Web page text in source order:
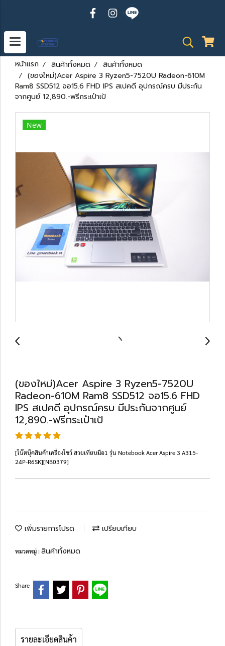
หน้าแรก สินค้าทั้งหมด
สินค้าทั้งหมด
(ของใหม่)Acer Aspire 3 Ryzen5-7520U Radeon-610M
Ram8 SSD512 จอ15.6 FHD IPS สเปคดี อุปกรณ์ครบ มีประกัน
จากศูนย์ 12,890.-ฟรีกระเป๋าเป้
New
(ของใหม่)Acer Aspire 3 Ryzen5-7520U
Radeon-610M Ram8 SSD512 จอ15.6 FHD
IPS สเปคดี อุปกรณ์ครบ มีประกันจากศูนย์
12,890.-ฟรีกระเป๋าเป้
[โน๊ตบุ๊คสินค้าเครื่องโชว์ สวยเทียบมือ1 รุ่น Notebook Acer Aspire 3 A315-
24P-R6SK][NB0379]
เพิ่มรายการโปรด เปรียบเทียบ
หมวดหมู่ :สินค้าทั้งหมด
Share
รายละเอียดสินค้า